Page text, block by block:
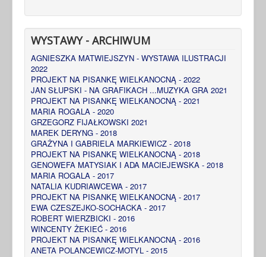
WYSTAWY - ARCHIWUM
AGNIESZKA MATWIEJSZYN - WYSTAWA ILUSTRACJI
2022
PROJEKT NA PISANKĘ WIELKANOCNĄ - 2022
JAN SŁUPSKI - NA GRAFIKACH ...MUZYKA GRA 2021
PROJEKT NA PISANKĘ WIELKANOCNĄ - 2021
MARIA ROGALA - 2020
GRZEGORZ FIJAŁKOWSKI 2021
MAREK DERYNG - 2018
GRAŻYNA I GABRIELA MARKIEWICZ - 2018
PROJEKT NA PISANKĘ WIELKANOCNĄ - 2018
GENOWEFA MATYSIAK I ADA MACIEJEWSKA - 2018
MARIA ROGALA - 2017
NATALIA KUDRIAWCEWA - 2017
PROJEKT NA PISANKĘ WIELKANOCNĄ - 2017
EWA CZESZEJKO-SOCHACKA - 2017
ROBERT WIERZBICKI - 2016
WINCENTY ŻEKIEĆ - 2016
PROJEKT NA PISANKĘ WIELKANOCNĄ - 2016
ANETA POLANCEWICZ-MOTYL - 2015